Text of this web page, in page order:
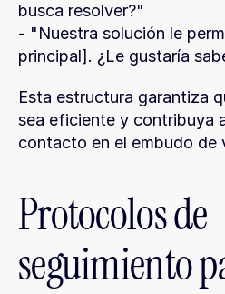
busca resolver?"
- "Nuestra solución le
principal]. ¿Le gustaría
Esta estructura garantiza
sea eficiente y contribuya
contacto en el embudo de
Protocolos de
seguimiento